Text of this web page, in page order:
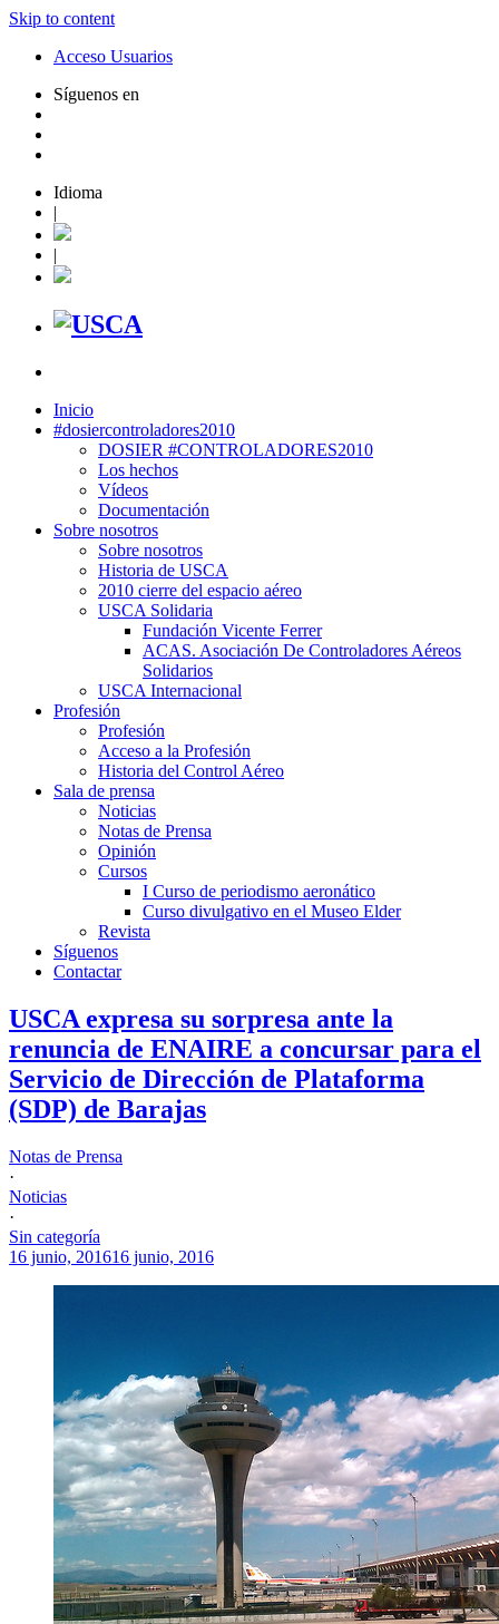
Skip to content
Acceso Usuarios
Síguenos en
Idioma
|
|
Inicio
#dosiercontroladores2010
DOSIER #CONTROLADORES2010
Los hechos
Vídeos
Documentación
Sobre nosotros
Sobre nosotros
Historia de USCA
2010 cierre del espacio aéreo
USCA Solidaria
Fundación Vicente Ferrer
ACAS. Asociación De Controladores Aéreos
Solidarios
USCA Internacional
Profesión
Profesión
Acceso a la Profesión
Historia del Control Aéreo
Sala de prensa
Noticias
Notas de Prensa
Opinión
Cursos
I Curso de periodismo aeronático
Curso divulgativo en el Museo Elder
Revista
Síguenos
Contactar
USCA expresa su sorpresa ante la
renuncia de ENAIRE a concursar para el
Servicio de Dirección de Plataforma
(SDP) de Barajas
Notas de Prensa
·
Noticias
·
Sin categoría
16 junio, 201616 junio, 2016